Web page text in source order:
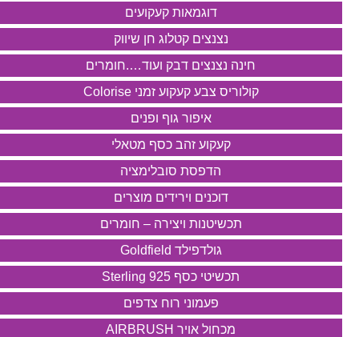
דוגמאות קעקועים
נצנצים קטלוג חן שיווק
חינה נצנצים דבק ועוד….חומרים
קולוריס צבע קעקוע זמני Colorise
איפור גוף ופנים
קעקוע זהב כסף מטאלי
הדפסת סובלימציה
דוכנים וירידים מוצרים
תכשיטנות ויצירה – חומרים
גולדפילד Goldfield
תכשיטי כסף 925 Sterling
פעמוני רוח צדפים
מכחול אויר AIRBRUSH